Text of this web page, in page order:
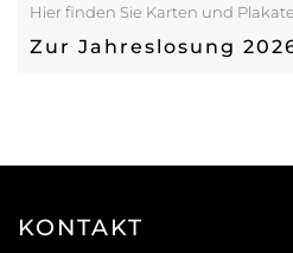
Hier finden Sie Karten und
Zur Jahreslosung
KONTAKT